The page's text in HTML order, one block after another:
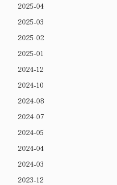
2025-04
2025-03
2025-02
2025-01
2024-12
2024-10
2024-08
2024-07
2024-05
2024-04
2024-03
2023-12